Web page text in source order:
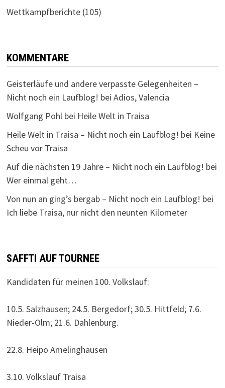
Wettkampfberichte(105)
KOMMENTARE
Geisterläufe und andere verpasste Gelegenheiten –
Nicht noch ein Laufblog! bei Adios, Valencia
Wolfgang Pohlbei Heile Welt in Traisa
Heile Welt in Traisa – Nicht noch ein Laufblog! bei Keine
Scheu vor Traisa
Auf die nächsten 19 Jahre – Nicht noch ein Laufblog! bei
Wer einmal geht…
Von nun an ging’s bergab – Nicht noch ein Laufblog! bei
Ich liebe Traisa, nur nicht den neunten Kilometer
SAFFTI AUF TOURNEE
Kandidaten für meinen 100. Volkslauf:
10.5. Salzhausen; 24.5. Bergedorf; 30.5. Hittfeld; 7.6.
Nieder-Olm; 21.6. Dahlenburg.
22.8. Heipo Amelinghausen
3.10. Volkslauf Traisa